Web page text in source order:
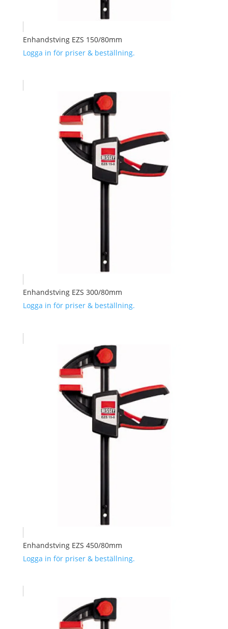
Enhandstving EZS 150/80mm
Logga in för priser & beställning.
Enhandstving EZS 300/80mm
Logga in för priser & beställning.
Enhandstving EZS 450/80mm
Logga in för priser & beställning.